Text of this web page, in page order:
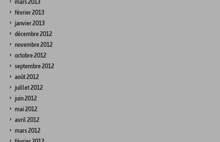
mars 2013
février 2013
janvier 2013
décembre 2012
novembre 2012
octobre 2012
septembre 2012
août 2012
juillet 2012
juin 2012
mai 2012
avril 2012
mars 2012